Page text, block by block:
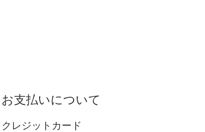
お支払いについて
クレジットカード